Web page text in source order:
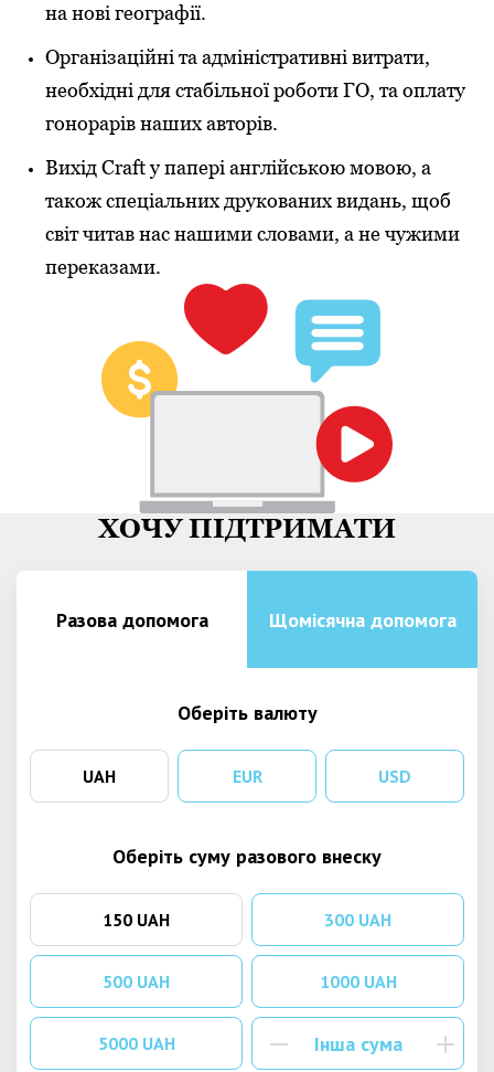
на нові географії.
Організаційні та адміністративні витрати,
необхідні для стабільної роботи ГО, та оплату
гонорарів наших авторів.
Вихід Craft у папері англійською мовою, а
також спеціальних друкованих видань, щоб
світ читав нас нашими словами, а не чужими
переказами.
ХОЧУ ПІДТРИМАТИ
Разова допомога Щомісячна допомога
Оберіть валюту
UAH EUR USD
Оберіть суму разового внеску
150 UAH 300 UAH
500 UAH 1000 UAH
5000 UAH